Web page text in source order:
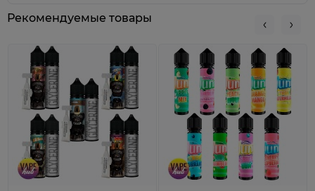
испарителя в картридж дополнительное
части испарителя, заполняет любые пробелы,
надежно защищая от утечки жидкости из
картриджа. Сердцем испарителя SMOK LP2 есть
внутренний нагревательный элемент с
многочисленными круглыми отверстиями.
Взаимодействиесетчатого нагревательного
элементас насыщенным хлопком создает
волшебный вкус с нежным ароматом и изысканным
паром.
Характеристики Smok LP2 Meshed 0.4 ohm
Рекомендуемые товары